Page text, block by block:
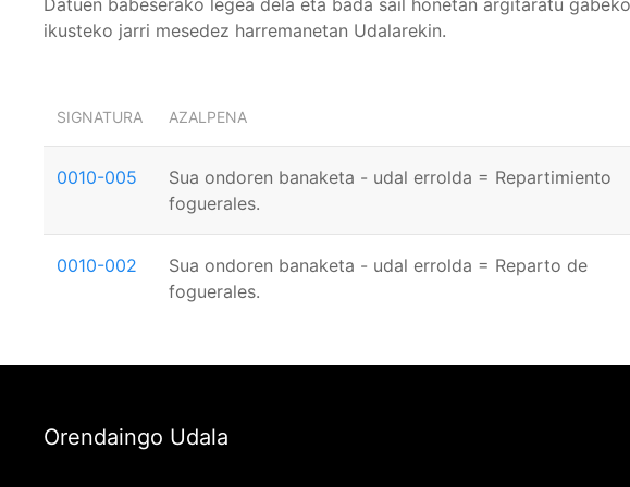
ikusteko jarri mesedez harremanetan Udalarekin.
SIGNATURA AZALPENA
0010-005
Sua ondoren banaketa - udal errolda = Repartimiento
foguerales.
0010-002
Sua ondoren banaketa - udal errolda = Reparto de
foguerales.
Orendaingo Udala